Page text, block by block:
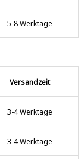
5-8 Werktage
Versandzeit
3-4 Werktage
3-4 Werktage